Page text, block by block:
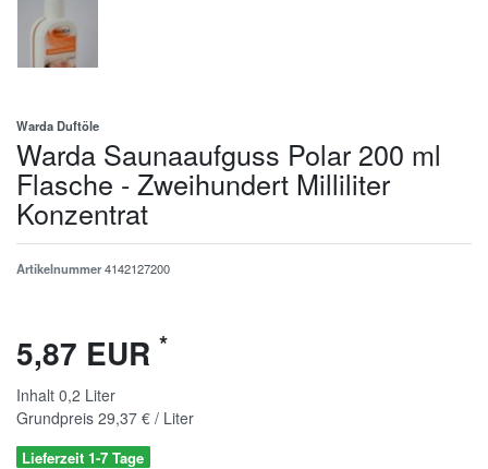
Warda Duftöle
Warda Saunaaufguss Polar 200 ml
Flasche - Zweihundert Milliliter
Konzentrat
Artikelnummer4142127200
5,87 EUR *
Inhalt 0,2 Liter
Grundpreis 29,37 € / Liter
Lieferzeit 1-7 Tage